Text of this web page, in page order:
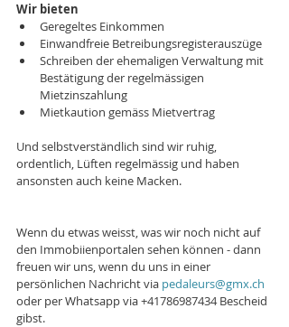
Wir bieten
Geregeltes Einkommen
Einwandfreie Betreibungsregisterauszüge
Schreiben der ehemaligen Verwaltung mit
Bestätigung der regelmässigen
Mietzinszahlung
Mietkaution gemäss Mietvertrag
Und selbstverständlich sind wir ruhig,
ordentlich, Lüften regelmässig und haben
ansonsten auch keine Macken.
Wenn du etwas weisst, was wir noch nicht auf
den Immobiienportalen sehen können - dann
freuen wir uns, wenn du uns in einer
persönlichen Nachricht via pedaleurs@gmx.ch
oder per Whatsapp via +41786987434 Bescheid
gibst.